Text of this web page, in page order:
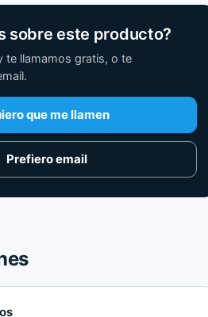
sobre este producto?
te llamamos gratis, o te
que me llamen
Prefiero email